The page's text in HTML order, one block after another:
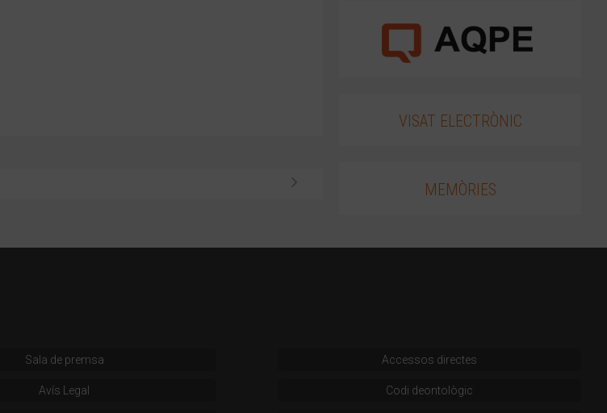
VISAT ELECTRÒNIC
MEMÒRIES
Sala de premsa
Avís Legal
Accessos directes
Codi deontològic